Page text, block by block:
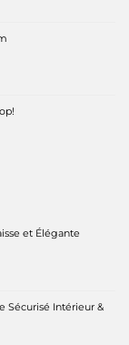
et Élégante
Sécurisé Intérieur &